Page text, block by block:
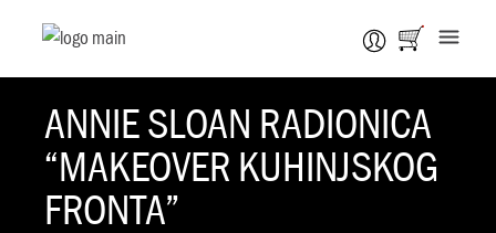
ANNIE SLOAN RADIONICA
“MAKEOVER KUHINJSKOG
FRONTA”